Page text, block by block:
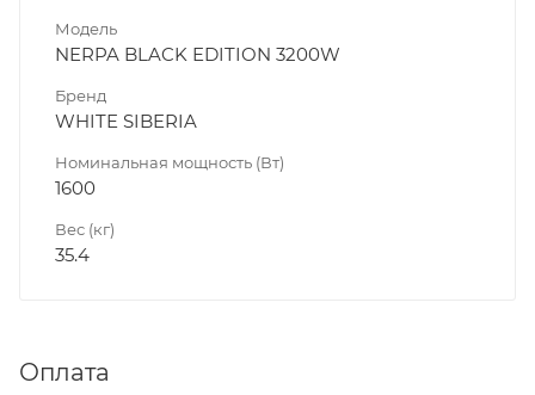
Модель
NERPA BLACK EDITION 3200W
Бренд
WHITE SIBERIA
Номинальная мощность (Вт)
1600
Вес (кг)
35.4
Оплата